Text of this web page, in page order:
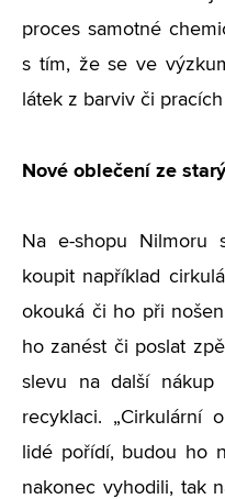
proces samotné
s tím, že se ve
látek z barviv či
Nové oblečení ze
Na e-shopu Nilmoru
koupit například
okouká či ho při
ho zanést či poslat
slevu na další nákup
recyklaci. „Cirkulární
lidé pořídí, budou ho
nakonec vyhodili, tak